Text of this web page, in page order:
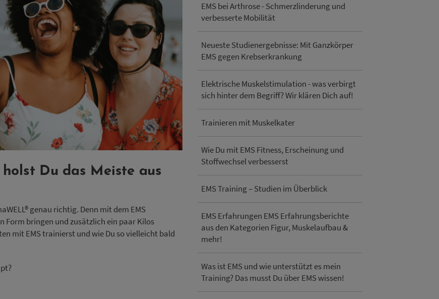
Du das Meiste aus
genau richtig. Denn mit dem EMS
Form bringen und zusätzlich ein paar Kilos
mit EMS trainierst und wie Du so vielleicht bald
EMS bei Arthrose - Schmerzlinderung und
verbesserte Mobilität
Neueste Studienergebnisse: Mit Ganzkörper
EMS gegen Krebserkrankung
Elektrische Muskelstimulation - was verbirgt
sich hinter dem Begriff? Wir klären Dich auf!
Trainieren mit Muskelkater
Wie Du mit EMS Fitness, Erscheinung und
Stoffwechsel verbesserst
EMS Training – Studien im Überblick
EMS Erfahrungen EMS Erfahrungsberichte
aus den Kategorien Figur, Muskelaufbau &
mehr!
Was ist EMS und wie unterstützt es mein
Training? Das musst Du über EMS wissen!